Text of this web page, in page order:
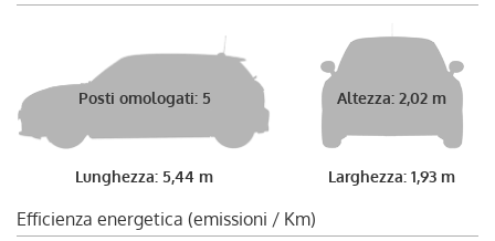
Posti omologati: 5
Lunghezza: 5,44 m
Altezza: 2,02 m
Larghezza: 1,93 m
Efficienza energetica (emissioni / Km)